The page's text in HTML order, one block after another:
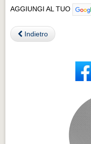
AGGIUNGI AL TUO
Indietro